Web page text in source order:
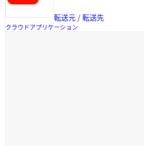
転送元 / 転送先
クラウドアプリケーション